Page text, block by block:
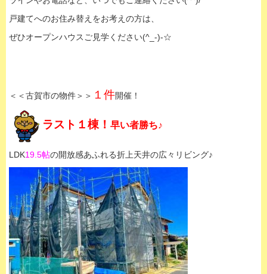
戸建てへのお住み替えをお考えの方は、
ぜひオープンハウスご見学ください(^_-)-☆
＜＜古賀市の物件＞＞ １件開催！
ラスト１棟！ 早い者勝ち♪
LDK19.5帖の開放感あふれる折上天井の広々リビング♪